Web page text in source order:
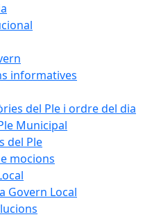
informatives
del Ple i ordre del dia
Municipal
del Ple
mocions
Govern Local